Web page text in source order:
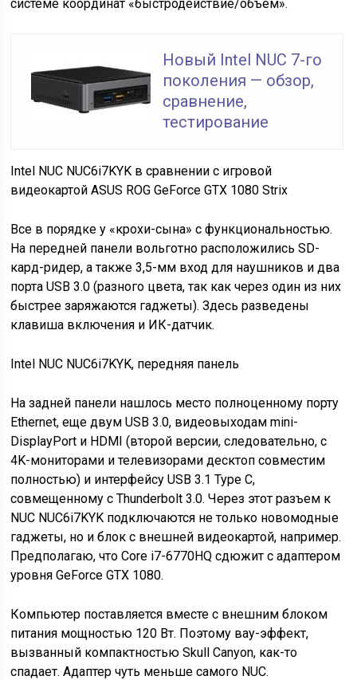
системе координат «быстродействие/объем».
Новый Intel NUC 7-го
поколения — обзор,
сравнение,
тестирование
Intel NUC NUC6i7KYK в сравнении с игровой
видеокартой ASUS ROG GeForce GTX 1080 Strix
Все в порядке у «крохи-сына» с функциональностью.
На передней панели вольготно расположились SD-
кард-ридер, а также 3,5-мм вход для наушников и два
порта USB 3.0 (разного цвета, так как через один из них
быстрее заряжаются гаджеты). Здесь разведены
клавиша включения и ИК-датчик.
Intel NUC NUC6i7KYK, передняя панель
На задней панели нашлось место полноценному порту
Ethernet, еще двум USB 3.0, видеовыходам mini-
DisplayPort и HDMI (второй версии, следовательно, с
4K-мониторами и телевизорами десктоп совместим
полностью) и интерфейсу USB 3.1 Type C,
совмещенному с Thunderbolt 3.0. Через этот разъем к
NUC NUC6i7KYK подключаются не только новомодные
гаджеты, но и блок с внешней видеокартой, например.
Предполагаю, что Core i7-6770HQ сдюжит с адаптером
уровня GeForce GTX 1080.
Компьютер поставляется вместе с внешним блоком
питания мощностью 120 Вт. Поэтому вау-эффект,
вызванный компактностью Skull Canyon, как-то
спадает. Адаптер чуть меньше самого NUC.